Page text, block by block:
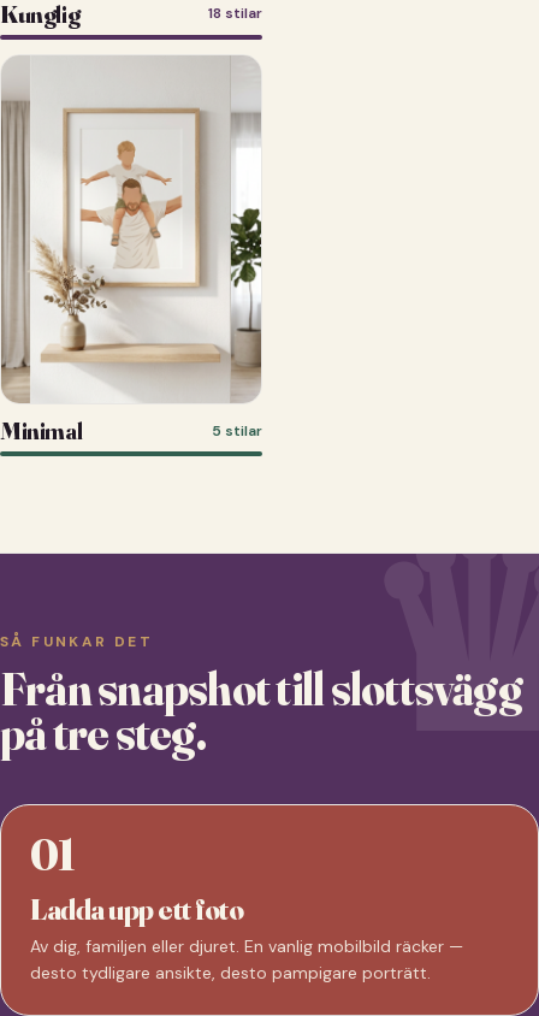
Kunglig 18 stilar
Minimal 5 stilar
SÅ FUNKAR DET
Från snapshot till slottsvägg
på tre steg.
01
Ladda upp ett foto
Av dig, familjen eller djuret. En vanlig mobilbild räcker —
desto tydligare ansikte, desto pampigare porträtt.